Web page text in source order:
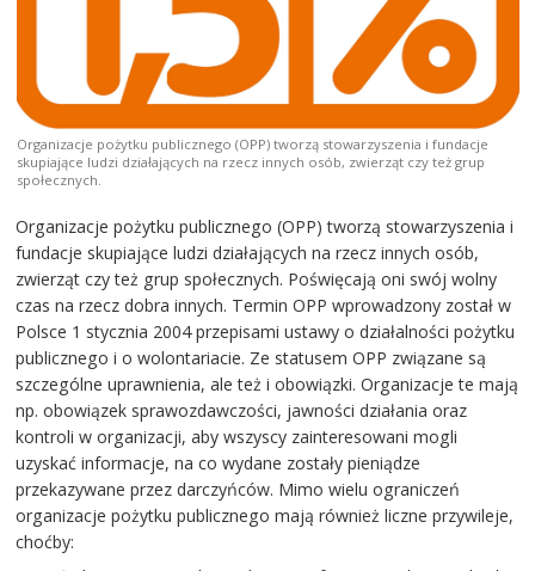
Organizacje pożytku publicznego (OPP) tworzą stowarzyszenia i fundacje
skupiające ludzi działających na rzecz innych osób, zwierząt czy też grup
społecznych.
Organizacje pożytku publicznego (OPP) tworzą stowarzyszenia i
fundacje skupiające ludzi działających na rzecz innych osób,
zwierząt czy też grup społecznych. Poświęcają oni swój wolny
czas na rzecz dobra innych. Termin OPP wprowadzony został w
Polsce 1 stycznia 2004 przepisami ustawy o działalności pożytku
publicznego i o wolontariacie. Ze statusem OPP związane są
szczególne uprawnienia, ale też i obowiązki. Organizacje te mają
np. obowiązek sprawozdawczości, jawności działania oraz
kontroli w organizacji, aby wszyscy zainteresowani mogli
uzyskać informacje, na co wydane zostały pieniądze
przekazywane przez darczyńców. Mimo wielu ograniczeń
organizacje pożytku publicznego mają również liczne przywileje,
choćby: